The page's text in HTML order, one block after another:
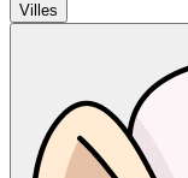
Villes